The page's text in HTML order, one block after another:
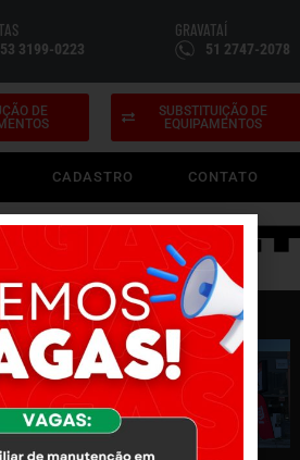
53 3199-0223
GRAVATAÍ
51 2747-2078
DE
SUBSTITUIÇÃO DE
EQUIPAMENTOS
CADASTRO CONTATO
PELOTAS
53 3199-0223